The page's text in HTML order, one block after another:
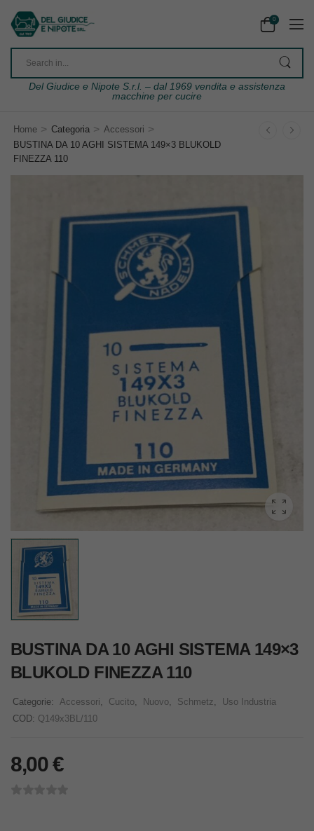
0
Del Giudice e Nipote S.r.l. – dal 1969 vendita e assistenza
macchine per cucire
Home > Categoria > Accessori >
BUSTINA DA 10 AGHI SISTEMA 149×3 BLUKOLD
FINEZZA 110
BUSTINA DA 10 AGHI SISTEMA 149×3
BLUKOLD FINEZZA 110
Categorie: Accessori Cucito Nuovo Schmetz
Uso Industria
COD: Q149x3BL/110
8,00€